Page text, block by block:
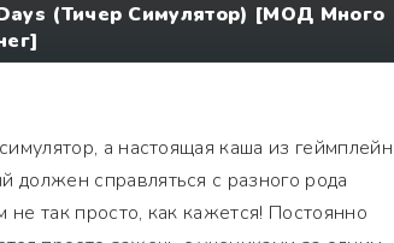
(Тичер Симулятор) [МОД Много
а настоящая каша из
должен справляться с разного рода
так просто, как кажется! Постоянно